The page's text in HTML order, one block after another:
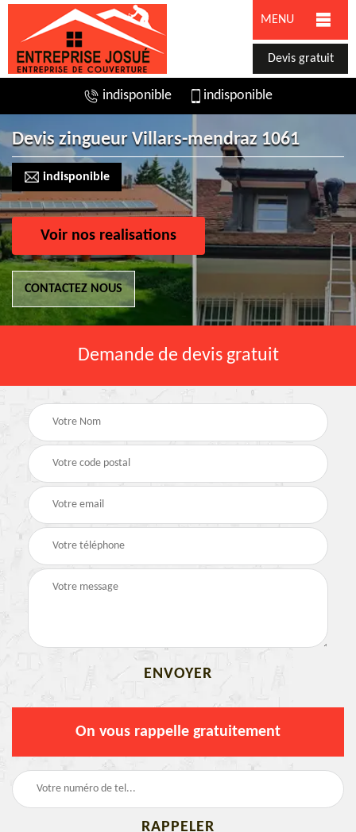
MENU
Devis gratuit
indisponible indisponible
Devis zingueur Villars-mendraz 1061
indisponible
Voir nos realisations
CONTACTEZ NOUS
Demande de devis gratuit
On vous rappelle gratuitement